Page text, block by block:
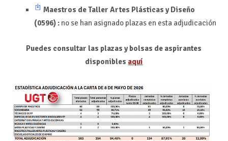
Maestros de Taller Artes Plásticas y Diseño
(0596) :no se han asignado plazas en esta adjudicación
Puedes consultar las plazas y bolsas de aspirantes
disponibles aquí